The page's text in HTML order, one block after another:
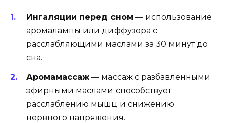
Ингаляции перед сном — использование
аромалампы или диффузора с
расслабляющими маслами за 30 минут до
сна.
Аромамассаж — массаж с разбавленными
эфирными маслами способствует
расслаблению мышц и снижению
нервного напряжения.